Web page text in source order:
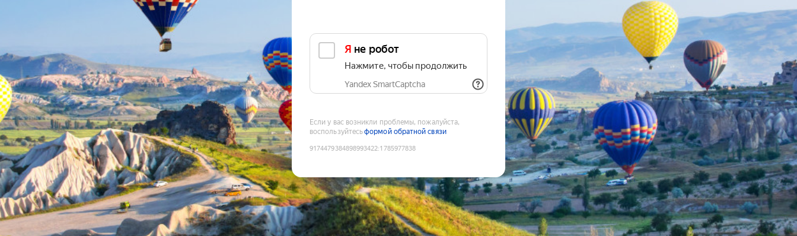
Я не робот
Нажмите, чтобы продолжить
Yandex SmartCaptcha
Если у вас возникли проблемы, пожалуйста,
воспользуйтесьформой обратной связи
9174479384898993422:1785977838